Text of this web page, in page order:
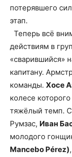
потерявшего
этап.
Теперь всё
действиям в
«сварившийся»
капитану.
команды. Хосе
колесе
тяжёлый темп.
Румзас, Иван
молодого
Mancebo Pérez)